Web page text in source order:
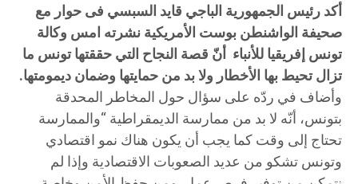
أكد رئيس الجمهورية الباجي قايد السبسي فى حوار مع
صحيفة الواشنطن بوست الأمريكية نشرته امس وكالة
تونس إفريقيا للأنباء أنّ قصة النجاح التي حققتها تونس ما
تزال تحيط بها الأخطار ولا بد من حمايتها وضمان ديمومتها.
وأضاف في ردّه على سؤال حول المخاطر المحدقة
بتونس، أنّه لا بد من ممارسة الديمقراطية “والممارسة
تحتاج إلى وقت كما يجب أن يكون هناك نمو اقتصادي
وتونس تشكو من عديد الصعوبات الاقتصادية وإذا لم